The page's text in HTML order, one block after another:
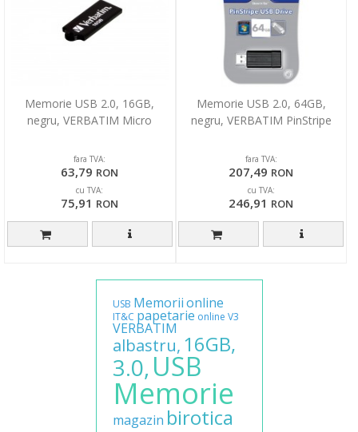
Memorie USB 2.0, 16GB,
negru, VERBATIM Micro
fara TVA:
63,79 RON
cu TVA:
75,91 RON
Memorie USB 2.0, 64GB,
negru, VERBATIM PinStripe
fara TVA:
207,49 RON
cu TVA:
246,91 RON
USB Memoriionline
IT&C papetarie online V3
VERBATIM
albastru, 16GB,
3.0, USB
Memorie
magazin birotica